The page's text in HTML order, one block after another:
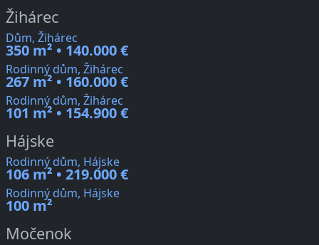
Žihárec
Dům, Žihárec
350 m² • 140.000 €
Rodinný dům, Žihárec
267 m² • 160.000 €
Rodinný dům, Žihárec
101 m² • 154.900 €
Hájske
Rodinný dům, Hájske
106 m² • 219.000 €
Rodinný dům, Hájske
100 m²
Močenok